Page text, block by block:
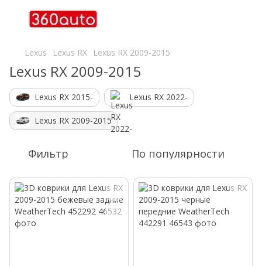
Lexus Lexus RX Lexus RX 2009-2015
Lexus RX 2009-2015
Lexus RX 2015- Lexus RX 2022-
Lexus RX 2009-2015
Фильтр По популярности